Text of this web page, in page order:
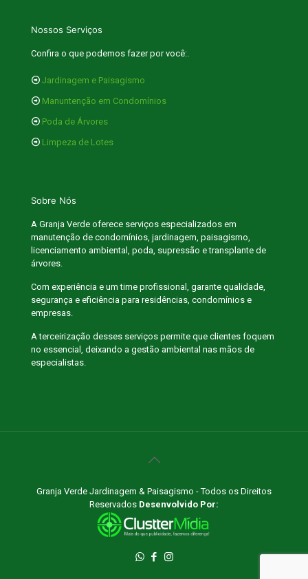
Nossos Serviços
Confira o que podemos fazer por você:.
Jardinagem e Paisagismo
Manuntenção em Condomínios
Poda de Árvores
⁠Limpeza de Lotes
Sobre Nós
A Granja Verde oferece serviços especializados em
manutenção de condomínios, jardinagem, paisagismo,
licenciamento ambiental, poda, supressão e transplante de
árvores.
Com experiência e um time profissional, garante qualidade,
segurança e eficiência para residências, condomínios e
empresas.
A terceirização desses serviços permite que clientes foquem
no essencial, deixando a gestão ambiental nas mãos de
especialistas.
Granja Verde Jardinagem & Paisagismo - Todos os Direitos
Reservados Desenvolvido Por: